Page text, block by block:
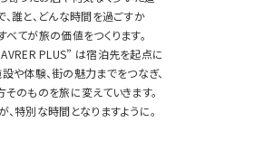
、誰と、どんな時間を過ごすか
べてが旅の価値をつくります。
PLUS” は宿泊先を起点に
や体験、街の魅力までをつなぎ、
そのものを旅に変えていきます。
、特別な時間となりますように。